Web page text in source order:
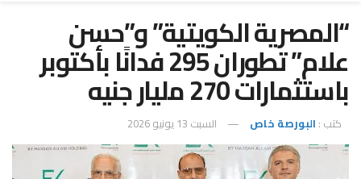
“المصرية الكويتية” و”حسن
علام” تطوران 295 فدانًا بأكتوبر
باستثمارات 270 مليار جنيه
كتب : البورصة خاص السبت 13 يونيو 2026